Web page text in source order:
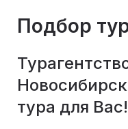
Подбор
тура для Вас!